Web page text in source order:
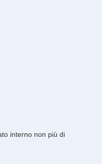
interno non più di